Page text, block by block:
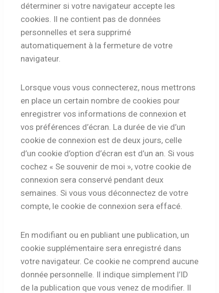
déterminer si votre navigateur accepte les
cookies. Il ne contient pas de données
personnelles et sera supprimé
automatiquement à la fermeture de votre
navigateur.
Lorsque vous vous connecterez, nous mettrons
en place un certain nombre de cookies pour
enregistrer vos informations de connexion et
vos préférences d’écran. La durée de vie d’un
cookie de connexion est de deux jours, celle
d’un cookie d’option d’écran est d’un an. Si vous
cochez « Se souvenir de moi », votre cookie de
connexion sera conservé pendant deux
semaines. Si vous vous déconnectez de votre
compte, le cookie de connexion sera effacé.
En modifiant ou en publiant une publication, un
cookie supplémentaire sera enregistré dans
votre navigateur. Ce cookie ne comprend aucune
donnée personnelle. Il indique simplement l’ID
de la publication que vous venez de modifier. Il